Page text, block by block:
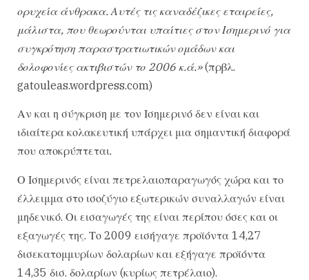
ορυχεία άνθρακα. Αυτές τις καναδέζικες εταιρείες,
μάλιστα, που θεωρούνται υπαίτιες στον Ισημερινό για
συγκρότηση παραστρατιωτικών ομάδων και
δολοφονίες ακτιβιστών το 2006 κ.ά.»(πρβλ.
gatouleas.wordpress.com)
Αν και η σύγκριση με τον Ισημερινό δεν είναι και
ιδιαίτερα κολακευτική υπάρχει μια σημαντική διαφορά
που αποκρύπτεται.
Ο Ισημερινός είναι πετρελαιοπαραγωγός χώρα και το
έλλειμμα στο ισοζύγιο εξωτερικών συναλλαγών είναι
μηδενικό. Οι εισαγωγές της είναι περίπου όσες και οι
εξαγωγές της. Το 2009 εισήγαγε προϊόντα 14,27
δισεκατομμυρίων δολαρίων και εξήγαγε προϊόντα
14,35 δισ. δολαρίων (κυρίως πετρέλαιο).